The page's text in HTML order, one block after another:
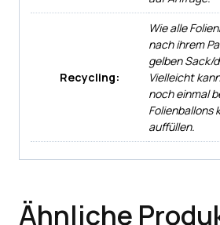
Recycling:
Wie alle
nach ihrem
gelben Sack/
Vielleicht
noch einmal
Folienballons
auffüllen.
Ähnliche